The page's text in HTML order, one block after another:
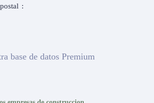
base de datos Premium